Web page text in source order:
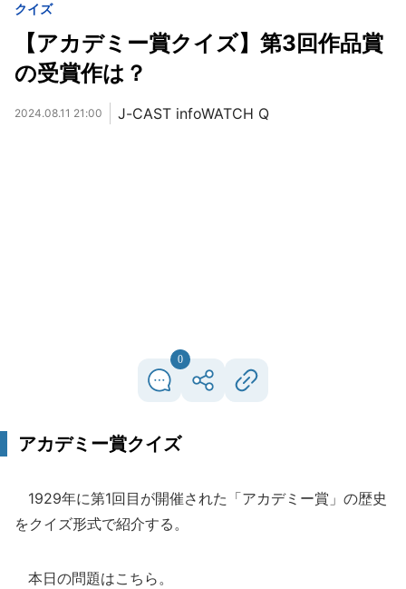
クイズ
【アカデミー賞クイズ】第3回作品賞
の受賞作は？
2024.08.11 21:00 J-CAST infoWATCH Q
0
アカデミー賞クイズ
1929年に第1回目が開催された「アカデミー賞」の歴史
をクイズ形式で紹介する。
本日の問題はこちら。